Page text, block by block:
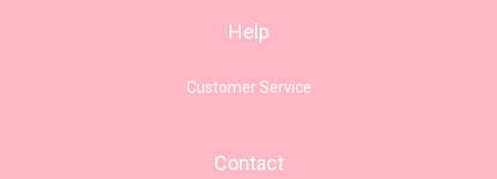
Help
Customer Service
Contact